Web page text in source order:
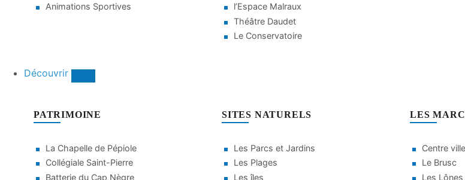
Animations Sportives
l’Espace Malraux
Théâtre Daudet
Le Conservatoire
Découvrir
PATRIMOINE
La Chapelle de Pépiole
Collégiale Saint-Pierre
Batterie du Cap Nègre
SITES NATURELS
Les Parcs et Jardins
Les Plages
Les îles
LES
Centre ville
Le Brusc
Les Lônes